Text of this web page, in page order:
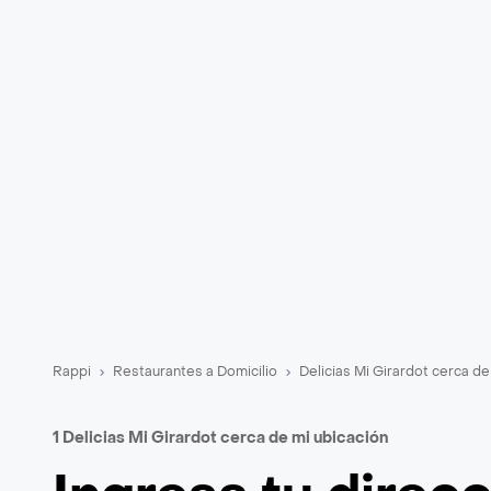
Rappi Restaurantes a Domicilio Delicias Mi Girardot cerca
1 Delicias Mi Girardot cerca de mi ubicación